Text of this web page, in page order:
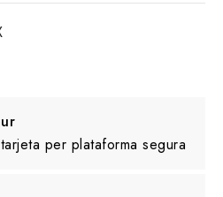
per plataforma segura